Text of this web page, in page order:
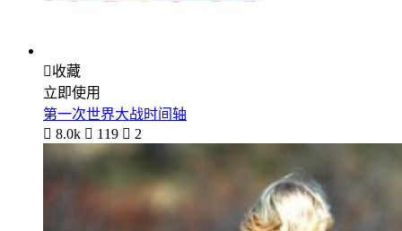
收藏
立即使用
第一次世界大战时间轴
 8.0k  119  2